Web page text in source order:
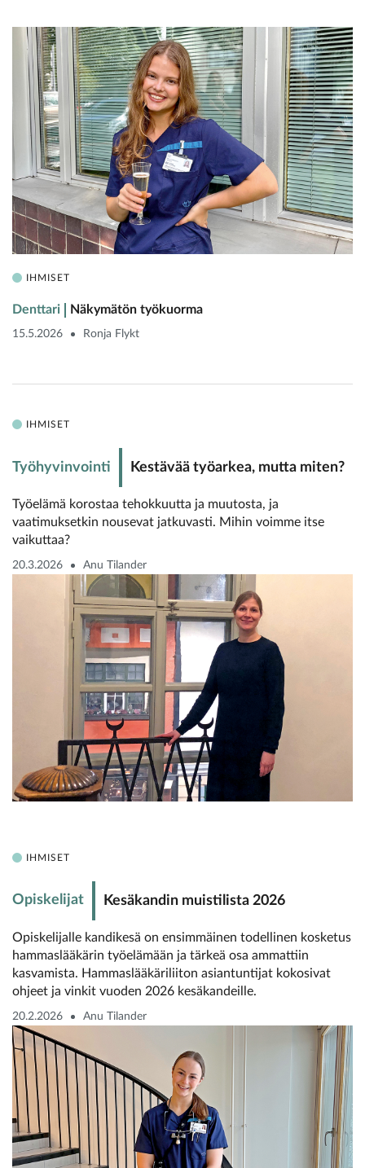
IHMISET
Denttari Näkymätön työkuorma
15.5.2026 Ronja Flykt
IHMISET
Työhyvinvointi Kestävää työarkea, mutta miten?
Työelämä korostaa tehokkuutta ja muutosta, ja
vaatimuksetkin nousevat jatkuvasti. Mihin voimme itse
vaikuttaa?
20.3.2026 Anu Tilander
IHMISET
Opiskelijat Kesäkandin muistilista 2026
Opiskelijalle kandikesä on ensimmäinen todellinen kosketus
hammaslääkärin työelämään ja tärkeä osa ammattiin
kasvamista. Hammaslääkäriliiton asiantuntijat kokosivat
ohjeet ja vinkit vuoden 2026 kesäkandeille.
20.2.2026 Anu Tilander